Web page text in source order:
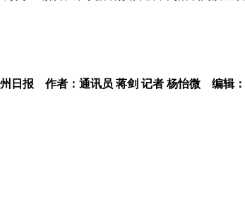
州日报 作者：通讯员 蒋剑 记者 杨怡微 编辑